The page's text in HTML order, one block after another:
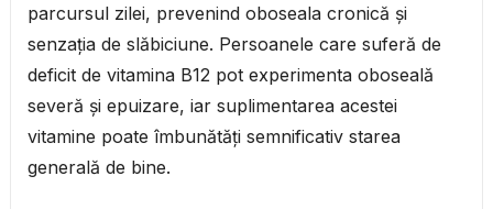
parcursul zilei, prevenind oboseala cronică și
senzația de slăbiciune. Persoanele care suferă de
deficit de vitamina B12 pot experimenta oboseală
severă și epuizare, iar suplimentarea acestei
vitamine poate îmbunătăți semnificativ starea
generală de bine.